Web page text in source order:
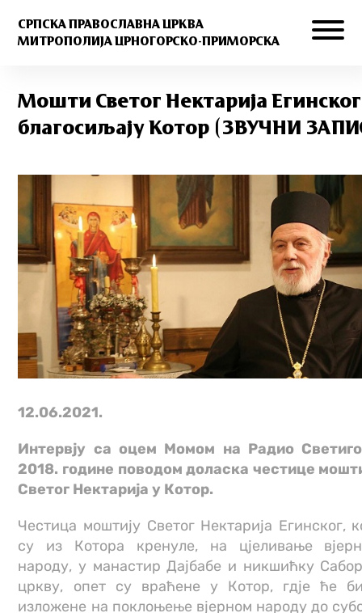
СРПСКА ПРАВОСЛАВНА ЦРКВА
МИТРОПОЛИЈА ЦРНОГОРСКО-ПРИМОРСКА
Мошти Светог Нектарија Егинског
благосиљају Котор (ЗВУЧНИ
12.06.2021.
Интервју са оцем Момом на Радио
2018. године поводом доласка честице
Светог Нектарија у Котор.
Честица моштију Светог Нектарија Егинског,
су из Котора кренуле, на цјеливање
народу, у манастир Дајбабе и никшићку
цркву, опет су враћене у Котор, гдје ће
изложене на поклоњење вјерном народу до